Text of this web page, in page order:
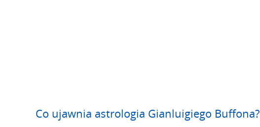
Co ujawnia astrologia Gianluigiego Buffona?